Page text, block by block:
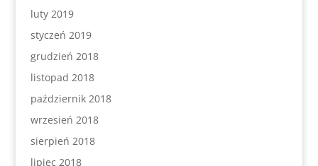
luty 2019
styczeń 2019
grudzień 2018
listopad 2018
październik 2018
wrzesień 2018
sierpień 2018
lipiec 2018